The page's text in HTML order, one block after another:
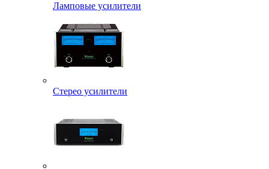
Ламповые усилители
Стерео усилители